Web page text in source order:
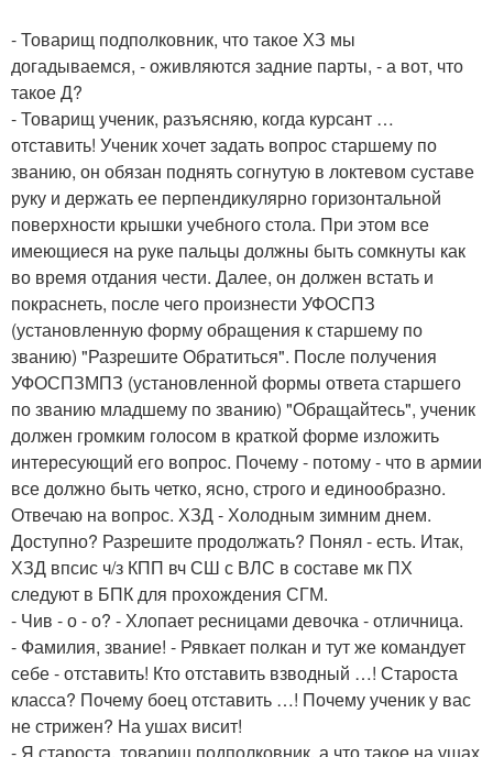
- Товарищ подполковник, что такое ХЗ мы
догадываемся, - оживляются задние парты, - а вот, что
такое Д?
- Товарищ ученик, разъясняю, когда курсант …
отставить! Ученик хочет задать вопрос старшему по
званию, он обязан поднять согнутую в локтевом суставе
руку и держать ее перпендикулярно горизонтальной
поверхности крышки учебного стола. При этом все
имеющиеся на руке пальцы должны быть сомкнуты как
во время отдания чести. Далее, он должен встать и
покраснеть, после чего произнести УФОСПЗ
(установленную форму обращения к старшему по
званию) "Разрешите Обратиться". После получения
УФОСПЗМПЗ (установленной формы ответа старшего
по званию младшему по званию) "Обращайтесь", ученик
должен громким голосом в краткой форме изложить
интересующий его вопрос. Почему - потому - что в армии
все должно быть четко, ясно, строго и единообразно.
Отвечаю на вопрос. ХЗД - Холодным зимним днем.
Доступно? Разрешите продолжать? Понял - есть. Итак,
ХЗД впсис ч/з КПП вч СШ с ВЛС в составе мк ПХ
следуют в БПК для прохождения СГМ.
- Чив - о - о? - Хлопает ресницами девочка - отличница.
- Фамилия, звание! - Рявкает полкан и тут же командует
себе - отставить! Кто отставить взводный …! Староста
класса? Почему боец отставить …! Почему ученик у вас
не стрижен? На ушах висит!